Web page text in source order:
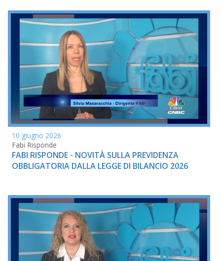
10 giugno 2026
Fabi Risponde
FABI RISPONDE - NOVITÀ SULLA PREVIDENZA
OBBLIGATORIA DALLA LEGGE DI BILANCIO 2026